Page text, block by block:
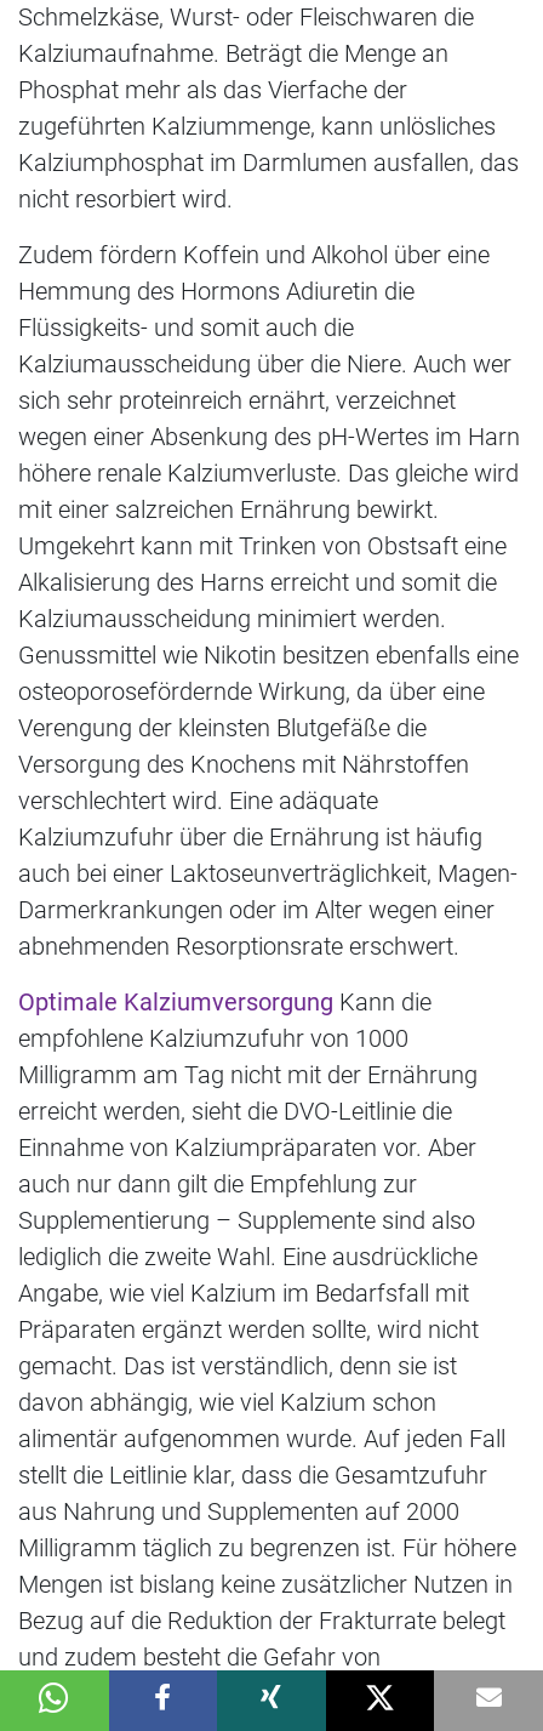
Schmelzkäse, Wurst- oder Fleischwaren die
Kalziumaufnahme. Beträgt die Menge an
Phosphat mehr als das Vierfache der
zugeführten Kalziummenge, kann unlösliches
Kalziumphosphat im Darmlumen ausfallen, das
nicht resorbiert wird.
Zudem fördern Koffein und Alkohol über eine
Hemmung des Hormons Adiuretin die
Flüssigkeits- und somit auch die
Kalziumausscheidung über die Niere. Auch wer
sich sehr proteinreich ernährt, verzeichnet
wegen einer Absenkung des pH-Wertes im Harn
höhere renale Kalziumverluste. Das gleiche wird
mit einer salzreichen Ernährung bewirkt.
Umgekehrt kann mit Trinken von Obstsaft eine
Alkalisierung des Harns erreicht und somit die
Kalziumausscheidung minimiert werden.
Genussmittel wie Nikotin besitzen ebenfalls eine
osteoporosefördernde Wirkung, da über eine
Verengung der kleinsten Blutgefäße die
Versorgung des Knochens mit Nährstoffen
verschlechtert wird. Eine adäquate
Kalziumzufuhr über die Ernährung ist häufig
auch bei einer Laktoseunverträglichkeit, Magen-
Darmerkrankungen oder im Alter wegen einer
abnehmenden Resorptionsrate erschwert.
Optimale Kalziumversorgung Kann die
empfohlene Kalziumzufuhr von 1000
Milligramm am Tag nicht mit der Ernährung
erreicht werden, sieht die DVO-Leitlinie die
Einnahme von Kalziumpräparaten vor. Aber
auch nur dann gilt die Empfehlung zur
Supplementierung – Supplemente sind also
lediglich die zweite Wahl. Eine ausdrückliche
Angabe, wie viel Kalzium im Bedarfsfall mit
Präparaten ergänzt werden sollte, wird nicht
gemacht. Das ist verständlich, denn sie ist
davon abhängig, wie viel Kalzium schon
alimentär aufgenommen wurde. Auf jeden Fall
stellt die Leitlinie klar, dass die Gesamtzufuhr
aus Nahrung und Supplementen auf 2000
Milligramm täglich zu begrenzen ist. Für höhere
Mengen ist bislang keine zusätzlicher Nutzen in
Bezug auf die Reduktion der Frakturrate belegt
und zudem besteht die Gefahr von
Nebenwirkungen.